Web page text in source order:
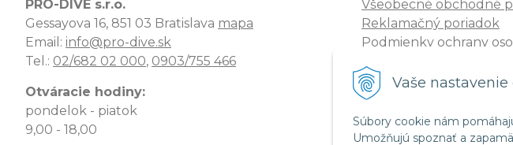
Vaše nastavenie
Súbory cookie nám
Umožňujú spoznať a
PRO-DIVE s.r.o.
Gessayova 16, 851 03 Bratislava mapa
Email: info@pro-dive.sk
Tel.: 02/682 02 000, 0903/755 466
Otváracie hodiny:
pondelok - piatok
9,00 - 18,00
Všeobecné obchodné
Reklamačný poriadok
Podmienky ochrany
Odstúpenie